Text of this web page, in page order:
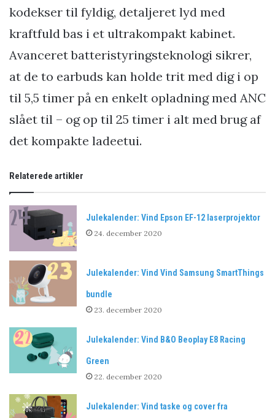
kodekser til fyldig, detaljeret lyd med
kraftfuld bas i et ultrakompakt kabinet.
Avanceret batteristyringsteknologi sikrer,
at de to earbuds kan holde trit med dig i op
til 5,5 timer på en enkelt opladning med ANC
slået til – og op til 25 timer i alt med brug af
det kompakte ladeetui.
Relaterede artikler
Julekalender: Vind Epson EF-12 laserprojektor
24. december 2020
Julekalender: Vind Vind Samsung SmartThings
bundle
23. december 2020
Julekalender: Vind B&O Beoplay E8 Racing
Green
22. december 2020
Julekalender: Vind taske og cover fra